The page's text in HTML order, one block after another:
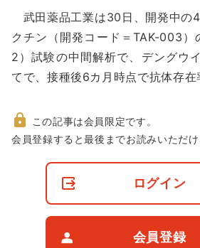
動
武田薬品工業は30日、開発中の
クチン（開発コード＝TAK-003）
2）試験の中間解析で、デングウ
てで、接種後6カ月時点で抗体存
非
この記事は会員限定です。
会員登録すると最後までお読みいただけ
ログイン
会員登録